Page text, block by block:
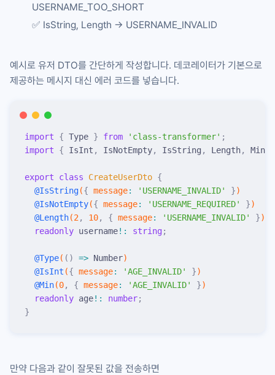
USERNAME_TOO_SHORT
✅ IsString, Length → USERNAME_INVALID
예시로 유저 DTO를 간단하게 작성합니다. 데코레이터가 기본으로
제공하는 메시지 대신 에러 코드를 넣습니다.
import { Type } from ' class-transformer' ;
import { IsInt , IsNotEmpty, IsString , Length, Min
export class CreateUserDto {
  @
IsString({ message: ' USERNAME_INVALID' })
  @
IsNotEmpty({ message: ' USERNAME_REQUIRED' })
  @
Length(2 , 10, { message: ' USERNAME_INVALID' })
  readonly
username!: string;
  @
Type( () => Number)
  @
IsInt ({ message: 'AGE_INVALID' })
  @
Min(0, { message: 'AGE_INVALID' })
  readonly
age!: number;
}
만약 다음과 같이 잘못된 값을 전송하면